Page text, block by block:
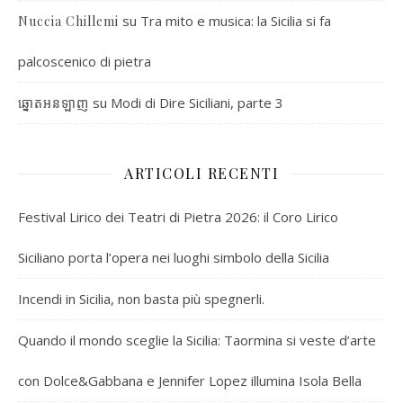
Nuccia Chillemi su Tra mito e musica: la Sicilia si fa
palcoscenico di pietra
ឆ្នោតអនឡាញ su Modi di Dire Siciliani, parte 3
ARTICOLI RECENTI
Festival Lirico dei Teatri di Pietra 2026: il Coro Lirico
Siciliano porta l’opera nei luoghi simbolo della Sicilia
Incendi in Sicilia, non basta più spegnerli.
Quando il mondo sceglie la Sicilia: Taormina si veste d’arte
con Dolce&Gabbana e Jennifer Lopez illumina Isola Bella